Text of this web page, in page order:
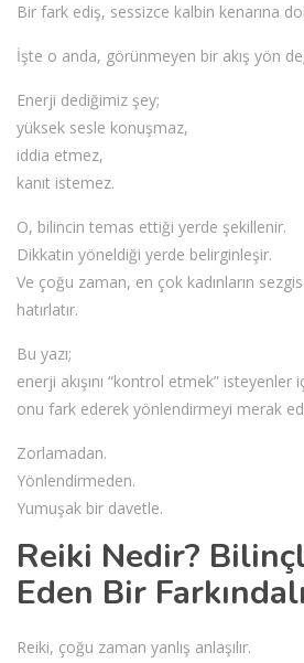
Bir fark ediş, sessizce kalbin kenarına
İşte o anda, görünmeyen bir akış yön
Enerji dediğimiz şey;
yüksek sesle konuşmaz,
iddia etmez,
kanıt istemez.
O, bilincin temas ettiği yerde şekillenir.
Dikkatin yöneldiği yerde belirginleşir.
Ve çoğu zaman, en çok kadınların
hatırlatır.
Bu yazı;
enerji akışını “kontrol etmek” isteyenler
onu fark ederek yönlendirmeyi merak
Zorlamadan.
Yönlendirmeden.
Yumuşak bir davetle.
Reiki Nedir?
Eden Bir
Reiki, çoğu zaman yanlış anlaşılır.